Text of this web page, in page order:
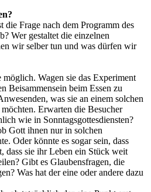
die Frage nach dem Programm des
Wer gestaltet die einzelnen
wir selber tun und was dürfen wir
Wagen sie das Experiment
Beisammensein beim Essen zu
was sie an einem solchen
Erwarten die Besucher
wie in Sonntagsgottesdiensten?
Gott ihnen nur in solchen
Oder könnte es sogar sein, dass
dass sie ihr Leben ein Stück weit
Gibt es Glaubensfragen, die
Was hat der eine oder andere dazu